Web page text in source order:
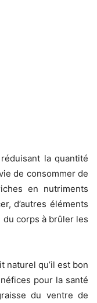
la quantité
de consommer de
en nutriments
d’autres éléments
corps à brûler les
naturel qu’il est bon
pour la santé
du ventre de